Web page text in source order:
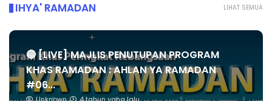
LIHAT SEMUA
IHYA' RAMADAN
🔴 [LIVE] MAJLIS PENUTUPAN PROGRAM
KHAS RAMADAN : AHLAN YA RAMADAN
#06...